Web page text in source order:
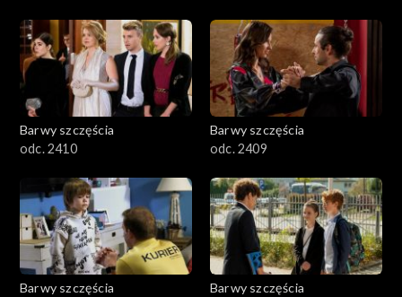
Barwy szczęścia
odc. 2410
Barwy szczęścia
odc. 2409
Barwy szczęścia
Barwy szczęścia